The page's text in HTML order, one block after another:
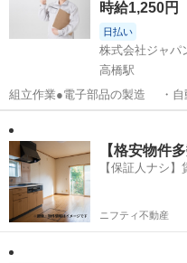
子部品(セーフティリレー...
時給1,250円
日払い
株式会社ジャ
高橋駅
組立作業●電子部品の製造 ・
・調整 ・その他付随する業務 ＜勤務先のご紹介＞ 創業時よ
グネットリレーならびに 周辺機
す。 環境に配慮した...【格安物件
【保証人ナシ】
ニフティ不動産